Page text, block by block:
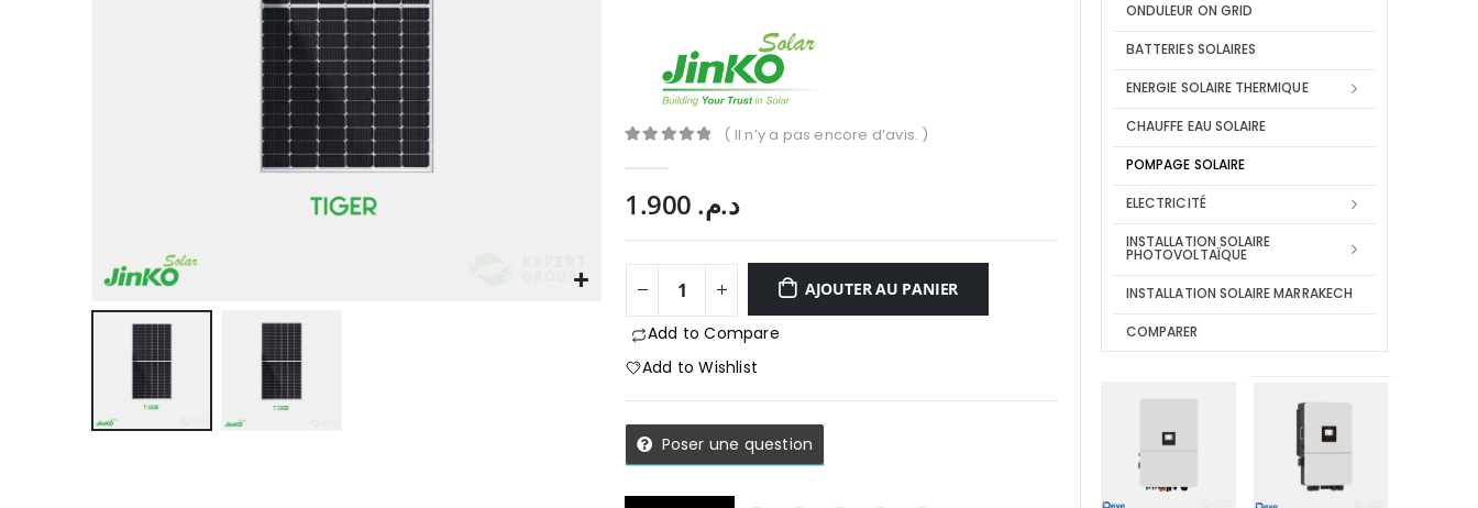
( Il n’y a pas encore d’avis. )
د.م.
AJOUTER AU PANIER
Add to Compare
Add to Wishlist
Poser une question
ONDULEUR ON GRID
BATTERIES SOLAIRES
ENERGIE SOLAIRE THERMIQUE
CHAUFFE EAU SOLAIRE
POMPAGE SOLAIRE
ELECTRICITÉ
INSTALLATION SOLAIRE
PHOTOVOLTAÏQUE
INSTALLATION SOLAIRE MARRAKECH
COMPARER